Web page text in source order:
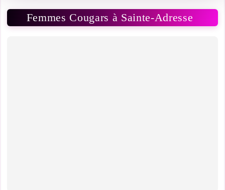
Femmes Cougars à Sainte-Adresse